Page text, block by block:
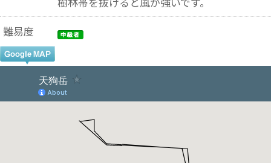
難易度